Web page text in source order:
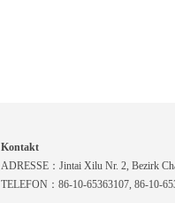
Kontakt
ADRESSE：Jintai Xilu Nr. 2, Bezirk
TELEFON：86-10-65363107, 86-10-